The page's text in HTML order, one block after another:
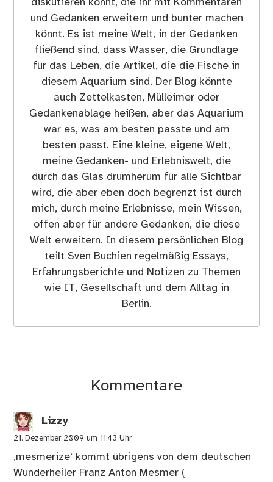
diskutieren könnt, die ihr mit Kommentaren
und Gedanken erweitern und bunter machen
könnt. Es ist meine Welt, in der Gedanken
fließend sind, dass Wasser, die Grundlage
für das Leben, die Artikel, die die Fische in
diesem Aquarium sind. Der Blog könnte
auch Zettelkasten, Mülleimer oder
Gedankenablage heißen, aber das Aquarium
war es, was am besten passte und am
besten passt. Eine kleine, eigene Welt,
meine Gedanken- und Erlebniswelt, die
durch das Glas drumherum für alle Sichtbar
wird, die aber eben doch begrenzt ist durch
mich, durch meine Erlebnisse, mein Wissen,
offen aber für andere Gedanken, die diese
Welt erweitern. In diesem persönlichen Blog
teilt Sven Buchien regelmäßig Essays,
Erfahrungsberichte und Notizen zu Themen
wie IT, Gesellschaft und dem Alltag in
Berlin.
Kommentare
Lizzy
21. Dezember 2009 um 11:43 Uhr
‚mesmerize‘ kommt übrigens von dem deutschen
Wunderheiler Franz Anton Mesmer (